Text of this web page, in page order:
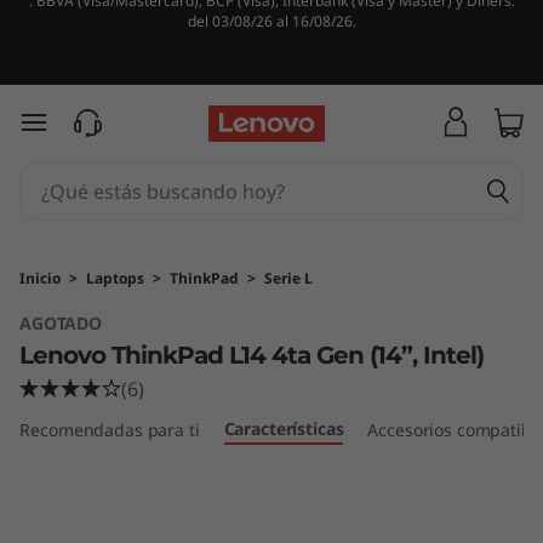
e
n
o
T
h
del 03/08/26 al 16/08/26.
Ir al contenido principal
Inicio > Laptops > ThinkPad > Serie L
AGOTADO
Lenovo ThinkPad L14 4ta Gen (14”, Intel)
(6)
Recomendadas para ti Características Accesorios